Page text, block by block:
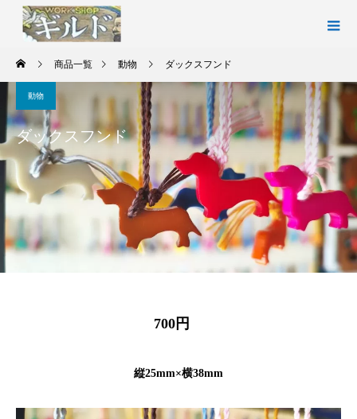
商品一覧 動物 ダックスフンド
動物
ダックスフンド
700円
縦25mm×横38mm